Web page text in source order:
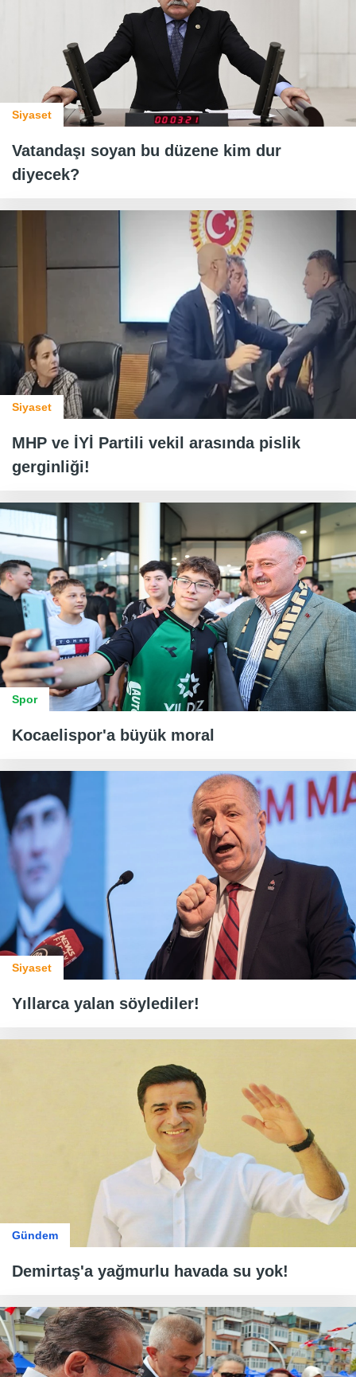
Siyaset
Vatandaşı soyan bu düzene kim dur
diyecek?
Siyaset
MHP ve İYİ Partili vekil arasında pislik
gerginliği!
Spor
Kocaelispor'a büyük moral
Siyaset
Yıllarca yalan söylediler!
Gündem
Demirtaş'a yağmurlu havada su yok!